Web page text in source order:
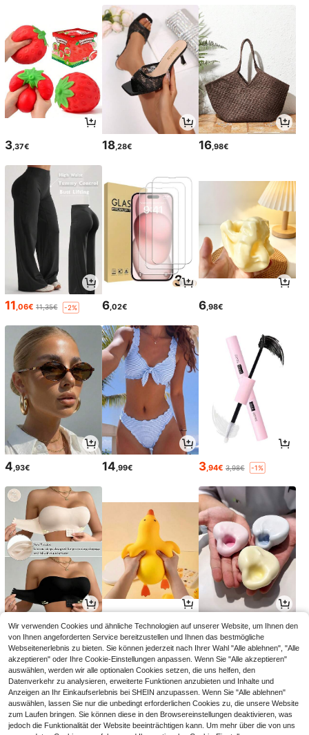
3,37€ 18,28€ 16,98€
11,06€ 11,35€ -2% 6,02€ 6,98€
4 ,93€ 14 ,99€ 3 ,94€ 3,98€ -1%
11,49€ 5,48€ 3,78€
Wir verwenden Cookies und ähnliche Technologien auf unserer Website, um Ihnen den
von Ihnen angeforderten Service bereitzustellen und Ihnen das bestmögliche
Webseitenerlebnis zu bieten. Sie können jederzeit nach Ihrer Wahl "Alle ablehnen", "Alle
akzeptieren" oder Ihre Cookie-Einstellungen anpassen. Wenn Sie "Alle akzeptieren"
auswählen, werden wir alle optionalen Cookies setzen, die uns helfen, den
Datenverkehr zu analysieren, erweiterte Funktionen anzubieten und Inhalte und
Anzeigen an Ihr Einkaufserlebnis bei SHEIN anzupassen. Wenn Sie "Alle ablehnen"
auswählen, lassen Sie nur die unbedingt erforderlichen Cookies zu, die unsere Website
zum Laufen bringen. Sie können diese in den Browsereinstellungen deaktivieren, was
jedoch die Funktionalität der Website beeinträchtigen kann. Um mehr über die von uns